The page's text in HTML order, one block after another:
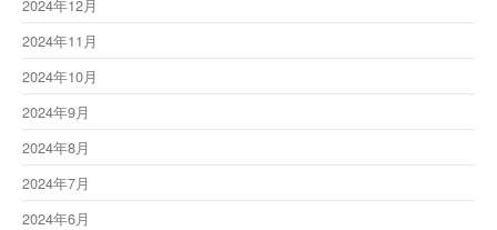
2024年12月
2024年11月
2024年10月
2024年9月
2024年8月
2024年7月
2024年6月